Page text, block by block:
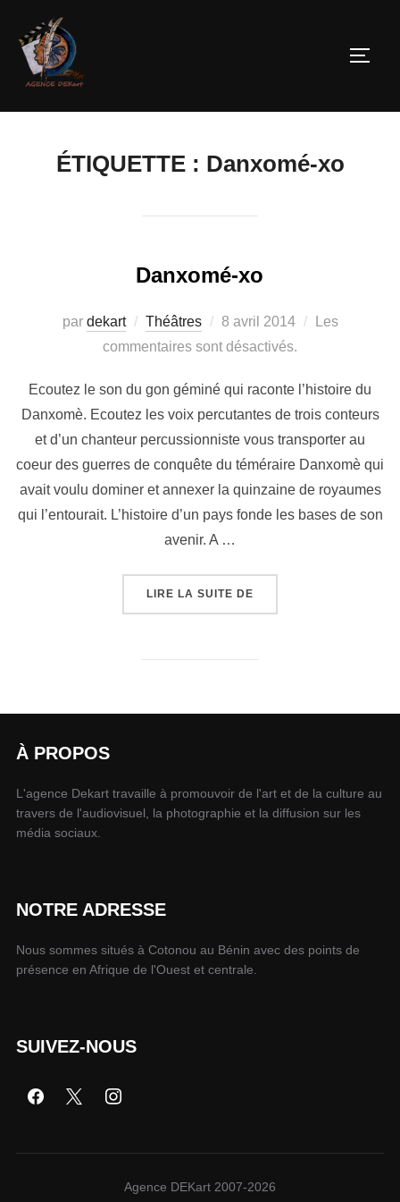
ÉTIQUETTE : Danxomé-xo
Danxomé-xo
par dekart Théâtres 8 avril 2014
Les
commentaires sont désactivés.
Ecoutez le son du gon géminé qui raconte l’histoire du
Danxomè. Ecoutez les voix percutantes de trois conteurs
et d’un chanteur percussionniste vous transporter au
coeur des guerres de conquête du téméraire Danxomè qui
avait voulu dominer et annexer la quinzaine de royaumes
qui l’entourait. L’histoire d’un pays fonde les bases de son
avenir. A …
LIRE LA SUITE DE
À PROPOS
L'agence Dekart travaille à promouvoir de l'art et de la culture au
travers de l'audiovisuel, la photographie et la diffusion sur les
média sociaux.
NOTRE ADRESSE
Nous sommes situés à Cotonou au Bénin avec des points de
présence en Afrique de l'Ouest et centrale.
SUIVEZ-NOUS
Agence DEKart 2007-2026